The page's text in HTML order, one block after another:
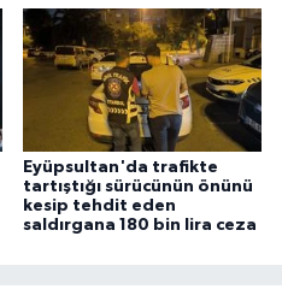
Eyüpsultan'da trafikte
tartıştığı sürücünün önünü
kesip tehdit eden
saldırgana 180 bin lira ceza